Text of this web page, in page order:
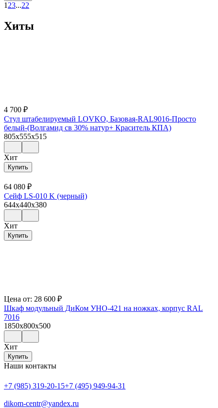
1 23...22
Хиты
4 700 ₽
Стул штабелируемый LOVKO, Базовая-RAL9016-Просто
белый-(Волгамид св 30% натур+ Краситель КПА)
805x555x515
Хит
Купить
64 080 ₽
Сейф LS-010 K (черный)
644x440x380
Хит
Купить
Цена от: 28 600 ₽
Шкаф модульный ДиКом УНО-421 на ножках, корпус RAL
7016
1850x800x500
Хит
Купить
Наши контакты
+7 (985) 319-20-15+7 (495) 949-94-31
dikom-centr@yandex.ru